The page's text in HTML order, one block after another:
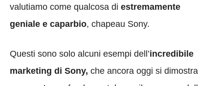
valutiamo come qualcosa di estremamente
geniale e caparbio, chapeau Sony.
Questi sono solo alcuni esempi dell’incredibile
marketing di Sony, che ancora oggi si dimostra